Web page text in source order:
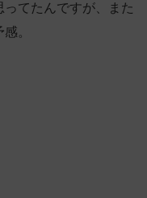
てたんですが、また
。